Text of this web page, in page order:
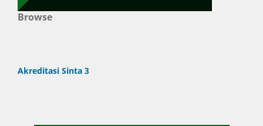
Browse
Akreditasi Sinta 3